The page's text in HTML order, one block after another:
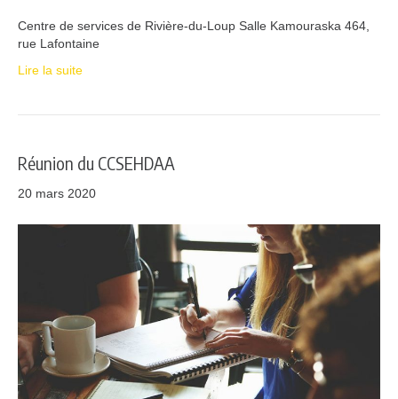
Centre de services de Rivière-du-Loup Salle Kamouraska 464,
rue Lafontaine
Lire la suite
Réunion du CCSEHDAA
20 mars 2020